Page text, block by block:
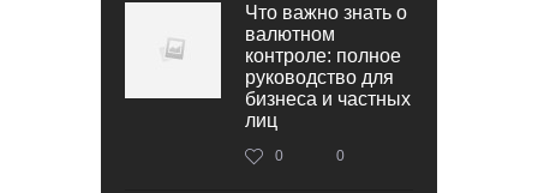
Что важно знать о
валютном
контроле: полное
руководство для
бизнеса и частных
лиц
0 0